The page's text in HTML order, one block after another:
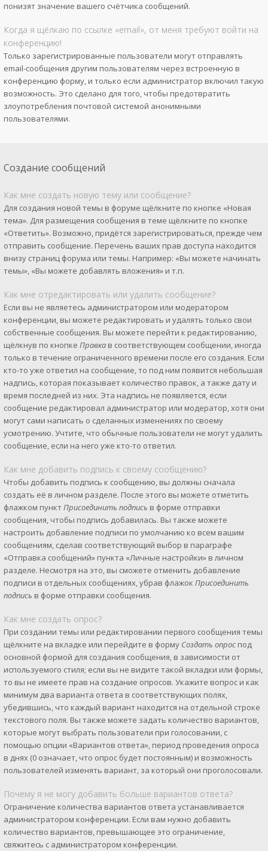
понизят значение вашего счётчика сообщений.
Когда я щёлкаю по ссылке «email», от меня требуют войти на
конференцию!
Только зарегистрированные пользователи могут отправлять
email-сообщения другим пользователям через встроенную в
конференцию форму, и только если администратор включил такую
возможность. Это сделано для того, чтобы предотвратить
злоупотребления почтовой системой анонимными
пользователями.
Создание сообщений
Как мне создать новую тему или сообщение?
Для создания новой темы в форуме щёлкните по кнопке «Новая
тема». Для размещения сообщения в теме щёлкните по кнопке
«Ответить». Возможно, придётся зарегистрироваться, прежде чем
отправить сообщение. Перечень ваших прав доступа находится
внизу страниц форума или темы. Например: «Вы можете начинать
темы», «Вы можете добавлять вложения» и т.п.
Как мне отредактировать или удалить сообщение?
Если вы не являетесь администратором или модератором
конференции, вы можете редактировать и удалять только свои
собственные сообщения. Вы можете перейти к редактированию,
щёлкнув по кнопке Правка в соответствующем сообщении, иногда
только в течение ограниченного времени после его создания. Если
кто-то уже ответил на сообщение, то под ним появится небольшая
надпись, которая показывает количество правок, а также дату и
время последней из них. Эта надпись не появляется, если
сообщение редактировал администратор или модератор, хотя они
могут сами написать о сделанных изменениях по своему
усмотрению. Учтите, что обычные пользователи не могут удалить
сообщение, если на него уже кто-то ответил.
Как мне добавить подпись к своему сообщению?
Чтобы добавить подпись к сообщению, вы должны сначала
создать её в личном разделе. После этого вы можете отметить
флажком пунктПрисоединить подпись в форме отправки
сообщения, чтобы подпись добавилась. Вы также можете
настроить добавление подписи по умолчанию ко всем вашим
сообщениям, сделав соответствующий выбор в параграфе
«Отправка сообщений» пункта «Личные настройки» в личном
разделе. Несмотря на это, вы сможете отменить добавление
подписи в отдельных сообщениях, убрав флажок Присоединить
подпись в форме отправки сообщения.
Как мне создать опрос?
При создании темы или редактировании первого сообщения темы
щёлкните на вкладке или перейдите в форму Создать опрос под
основной формой для создания сообщения, в зависимости от
используемого стиля; если вы не видите такой вкладки или формы,
то вы не имеете прав на создание опросов. Укажите вопрос и как
минимум два варианта ответа в соответствующих полях,
убедившись, что каждый вариант находится на отдельной строке
текстового поля. Вы также можете задать количество вариантов,
которые могут выбрать пользователи при голосовании, с
помощью опции «Вариантов ответа», период проведения опроса
в днях (0 означает, что опрос будет постоянным) и возможность
пользователей изменять вариант, за который они проголосовали.
Почему я не могу добавить больше вариантов ответа?
Ограничение количества вариантов ответа устанавливается
администратором конференции. Если вам нужно добавить
количество вариантов, превышающее это ограничение,
свяжитесь с администратором конференции.